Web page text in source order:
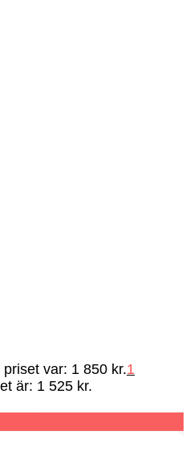
var: 1 850 kr.1
är: 1 525 kr.